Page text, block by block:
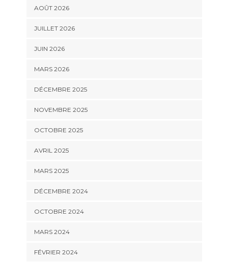
AOÛT 2026
JUILLET 2026
JUIN 2026
MARS 2026
DÉCEMBRE 2025
NOVEMBRE 2025
OCTOBRE 2025
AVRIL 2025
MARS 2025
DÉCEMBRE 2024
OCTOBRE 2024
MARS 2024
FÉVRIER 2024